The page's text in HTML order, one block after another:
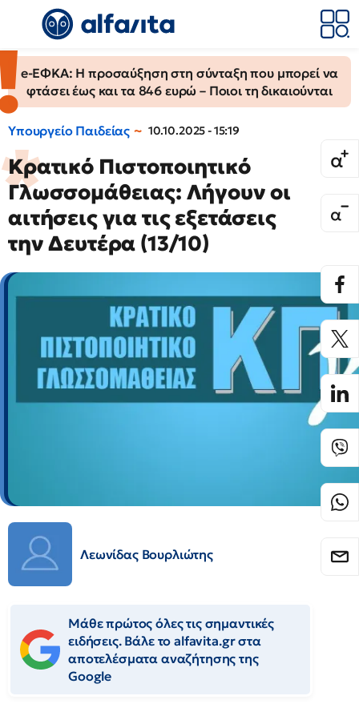
e-ΕΦΚΑ: Η προσαύξηση στη σύνταξη που μπορεί να
φτάσει έως και τα 846 ευρώ – Ποιοι τη δικαιούνται
Υπουργείο Παιδείας 10.10.2025 - 15:19
Κρατικό Πιστοποιητικό
Γλωσσομάθειας: Λήγουν οι
αιτήσεις για τις εξετάσεις
την Δευτέρα (13/10)
Λεωνίδας Βουρλιώτης
Μάθε πρώτος όλες τις σημαντικές
ειδήσεις. Βάλε το alfavita.gr στα
αποτελέσματα αναζήτησης της
Google